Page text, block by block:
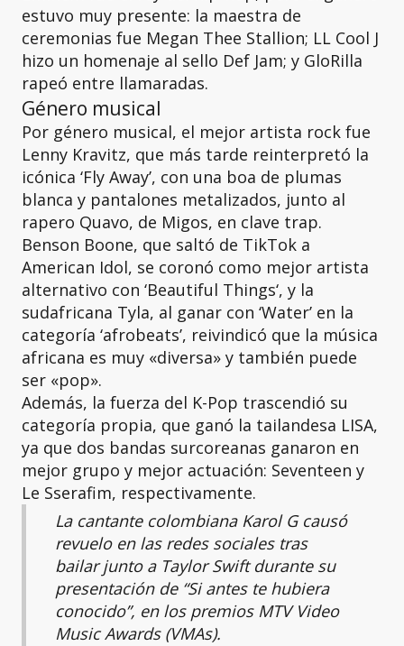
estuvo muy presente: la maestra de
ceremonias fue Megan Thee Stallion; LL Cool J
hizo un homenaje al sello Def Jam; y GloRilla
rapeó entre llamaradas.
Género musical
Por género musical, el mejor artista rock fue
Lenny Kravitz, que más tarde reinterpretó la
icónica ‘Fly Away’, con una boa de plumas
blanca y pantalones metalizados, junto al
rapero Quavo, de Migos, en clave trap.
Benson Boone, que saltó de TikTok a
American Idol, se coronó como mejor artista
alternativo con ‘Beautiful Things‘, y la
sudafricana Tyla, al ganar con ‘Water’ en la
categoría ‘afrobeats’, reivindicó que la música
africana es muy «diversa» y también puede
ser «pop».
Además, la fuerza del K-Pop trascendió su
categoría propia, que ganó la tailandesa LISA,
ya que dos bandas surcoreanas ganaron en
mejor grupo y mejor actuación: Seventeen y
Le Sserafim, respectivamente.
La cantante colombiana Karol G causó
revuelo en las redes sociales tras
bailar junto a Taylor Swift durante su
presentación de “Si antes te hubiera
conocido”, en los premios MTV Video
Music Awards (VMAs).